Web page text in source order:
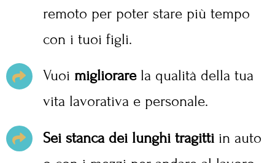
remoto per poter stare più tempo
con i tuoi figli.
Vuoi migliorarela qualità della tua
vita lavorativa e personale.
Sei stanca dei lunghi tragitti in auto